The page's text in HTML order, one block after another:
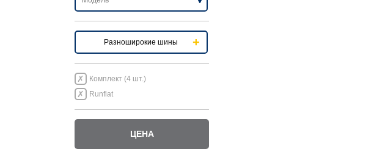
Разноширокие шины
Комплект (4 шт.)
Runflat
ЦЕНА